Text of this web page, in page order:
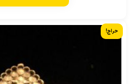
حراج!